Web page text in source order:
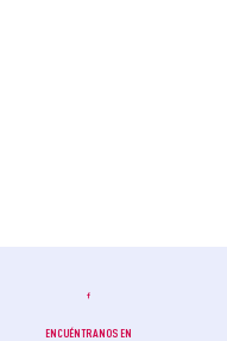
ENCUÉNTRANOS EN